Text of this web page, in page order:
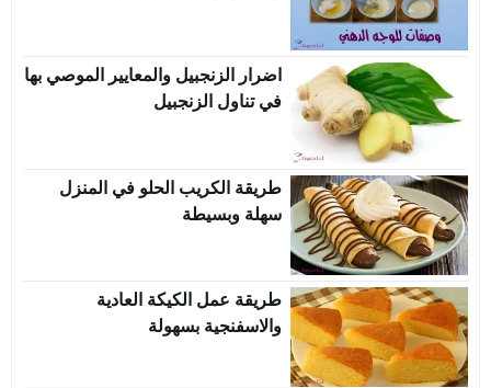
اضرار الزنجبيل والمعايير الموصي بها
في تناول الزنجبيل
طريقة الكريب الحلو في المنزل
سهلة وبسيطة
طريقة عمل الكيكة العادية
والاسفنجية بسهولة